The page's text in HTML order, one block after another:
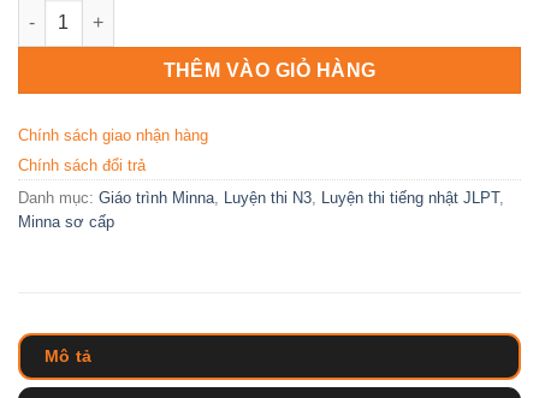
Sổ tay ngữ pháp n3 - Nhà sách Daruma số lượng
THÊM VÀO GIỎ HÀNG
Chính sách giao nhận hàng
Chính sách đổi trả
Danh mục: Giáo trình Minna Luyện thi N3 Luyện thi tiếng nhật JLPT,
Minna sơ cấp
Mô tả